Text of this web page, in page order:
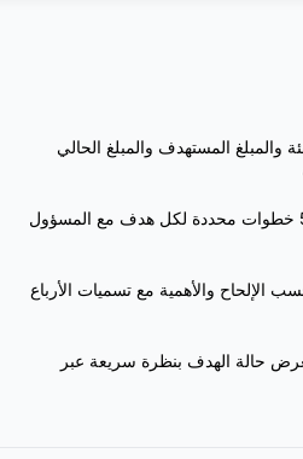
والفئة والمبلغ المستهدف والمبلغ الحالي
ورقة خطة العمل مع مساحة لحتى 5 خطوات محددة لكل هدف مع المسؤول
والأهمية مع تسميات الأرباع
حالة الهدف بنظرة سريعة عبر